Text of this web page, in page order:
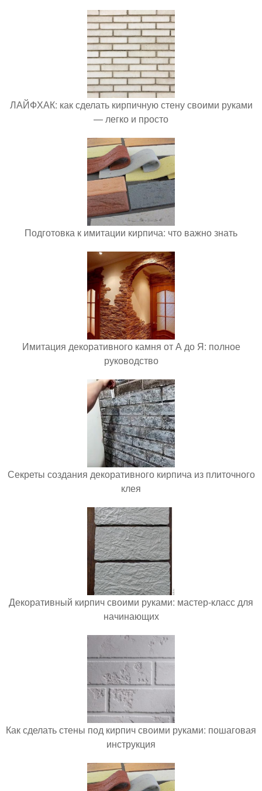
ЛАЙФХАК: как сделать кирпичную стену своими руками
— легко и просто
Подготовка к имитации кирпича: что важно знать
Имитация декоративного камня от А до Я: полное
руководство
Секреты создания декоративного кирпича из плиточного
клея
Декоративный кирпич своими руками: мастер-класс для
начинающих
Как сделать стены под кирпич своими руками: пошаговая
инструкция